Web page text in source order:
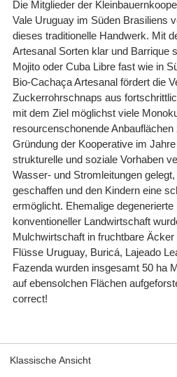
Die Mitglieder der
Vale Uruguay im Süden Brasiliens
dieses traditionelle Handwerk. Mit
Artesanal Sorten klar und Barrique
Mojito oder Cuba Libre fast wie in
Bio-Cachaça Artesanal fördert die
Zuckerrohrschnaps aus
mit dem Ziel möglichst viele
resourcenschonende
Gründung der Kooperative im
strukturelle und soziale Vorhaben
Wasser- und Stromleitungen
geschaffen und den Kindern eine
ermöglicht. Ehemalige degenerierte
konventioneller Landwirtschaft
Mulchwirtschaft in fruchtbare
Flüsse Uruguay, Buricá, Lajeado
Fazenda wurden insgesamt 50 ha
auf ebensolchen Flächen
correct!
Klassische Ansicht